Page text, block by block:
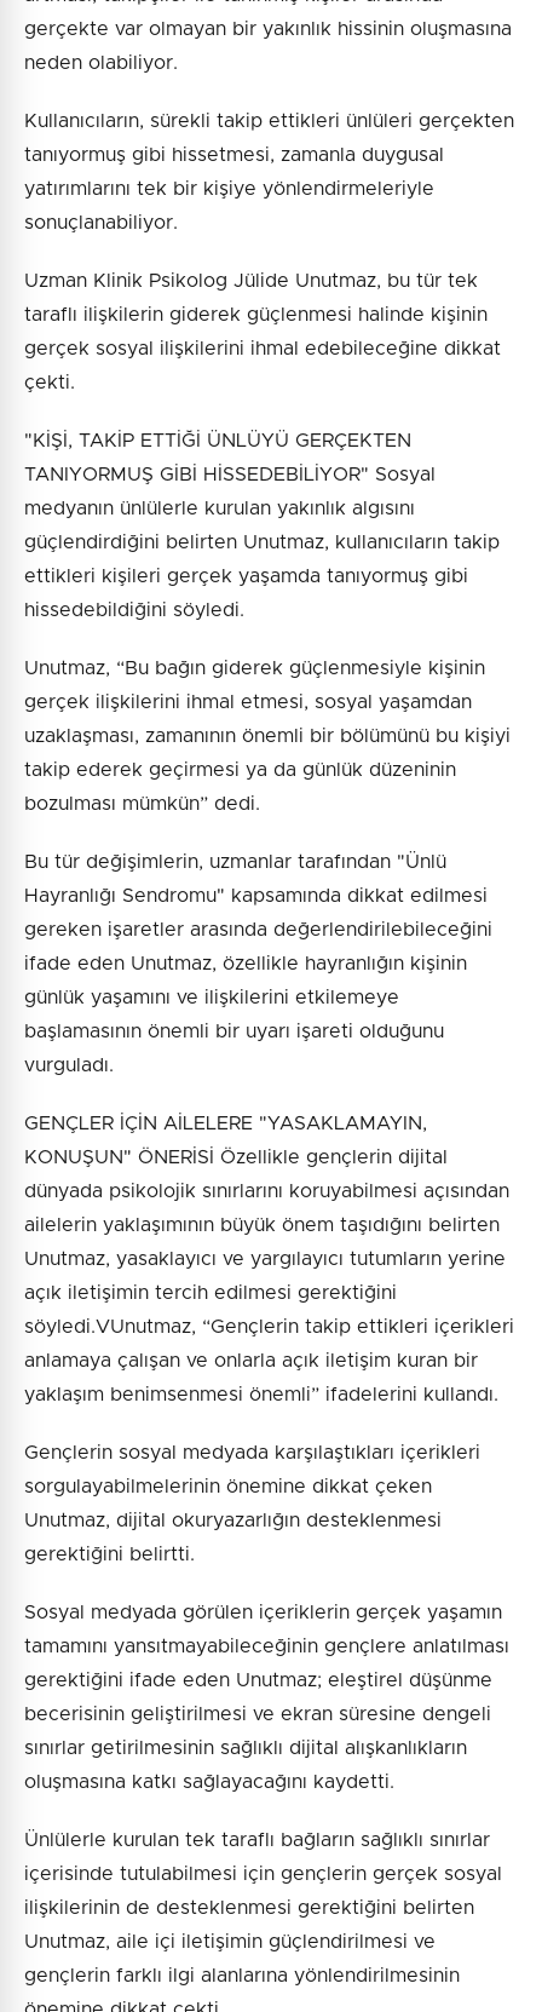
gerçekte var olmayan bir yakınlık hissinin oluşmasına
neden olabiliyor.
Kullanıcıların, sürekli takip ettikleri ünlüleri gerçekten
tanıyormuş gibi hissetmesi, zamanla duygusal
yatırımlarını tek bir kişiye yönlendirmeleriyle
sonuçlanabiliyor.
Uzman Klinik Psikolog Jülide Unutmaz, bu tür tek
taraflı ilişkilerin giderek güçlenmesi halinde kişinin
gerçek sosyal ilişkilerini ihmal edebileceğine dikkat
çekti.
"KİŞİ, TAKİP ETTİĞİ ÜNLÜYÜ GERÇEKTEN
TANIYORMUŞ GİBİ HİSSEDEBİLİYOR" Sosyal
medyanın ünlülerle kurulan yakınlık algısını
güçlendirdiğini belirten Unutmaz, kullanıcıların takip
ettikleri kişileri gerçek yaşamda tanıyormuş gibi
hissedebildiğini söyledi.
Unutmaz, “Bu bağın giderek güçlenmesiyle kişinin
gerçek ilişkilerini ihmal etmesi, sosyal yaşamdan
uzaklaşması, zamanının önemli bir bölümünü bu kişiyi
takip ederek geçirmesi ya da günlük düzeninin
bozulması mümkün” dedi.
Bu tür değişimlerin, uzmanlar tarafından "Ünlü
Hayranlığı Sendromu" kapsamında dikkat edilmesi
gereken işaretler arasında değerlendirilebileceğini
ifade eden Unutmaz, özellikle hayranlığın kişinin
günlük yaşamını ve ilişkilerini etkilemeye
başlamasının önemli bir uyarı işareti olduğunu
vurguladı.
GENÇLER İÇİN AİLELERE "YASAKLAMAYIN,
KONUŞUN" ÖNERİSİ Özellikle gençlerin dijital
dünyada psikolojik sınırlarını koruyabilmesi açısından
ailelerin yaklaşımının büyük önem taşıdığını belirten
Unutmaz, yasaklayıcı ve yargılayıcı tutumların yerine
açık iletişimin tercih edilmesi gerektiğini
söyledi.VUnutmaz, “Gençlerin takip ettikleri içerikleri
anlamaya çalışan ve onlarla açık iletişim kuran bir
yaklaşım benimsenmesi önemli” ifadelerini kullandı.
Gençlerin sosyal medyada karşılaştıkları içerikleri
sorgulayabilmelerinin önemine dikkat çeken
Unutmaz, dijital okuryazarlığın desteklenmesi
gerektiğini belirtti.
Sosyal medyada görülen içeriklerin gerçek yaşamın
tamamını yansıtmayabileceğinin gençlere anlatılması
gerektiğini ifade eden Unutmaz; eleştirel düşünme
becerisinin geliştirilmesi ve ekran süresine dengeli
sınırlar getirilmesinin sağlıklı dijital alışkanlıkların
oluşmasına katkı sağlayacağını kaydetti.
Ünlülerle kurulan tek taraflı bağların sağlıklı sınırlar
içerisinde tutulabilmesi için gençlerin gerçek sosyal
ilişkilerinin de desteklenmesi gerektiğini belirten
Unutmaz, aile içi iletişimin güçlendirilmesi ve
gençlerin farklı ilgi alanlarına yönlendirilmesinin